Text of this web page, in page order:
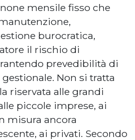
mensile fisso che
burocratica,
il rischio di
prevedibilità di
Non si tratta
riservata alle grandi
piccole imprese, ai
misura ancora
ai privati. Secondo